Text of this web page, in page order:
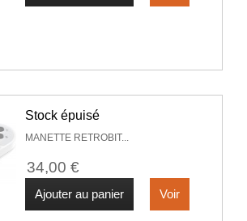
Stock épuisé
MANETTE RETROBIT...
34,00 €
Ajouter au panier Voir